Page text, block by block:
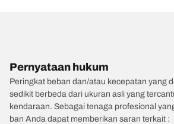
Pernyataan hukum
Peringkat beban dan/atau kecepatan yang
sedikit berbeda dari ukuran asli yang
kendaraan. Sebagai tenaga profesional
ban Anda dapat memberikan saran terkait :